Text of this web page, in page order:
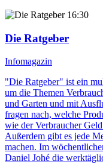
16:30
Die Ratgeber
Infomagazin
"Die Ratgeber" ist ein
um die Themen
und Garten und mit
fragen nach, welche
wie der Verbraucher
Außerdem gibt es jede
machen. Im
Daniel Johé die